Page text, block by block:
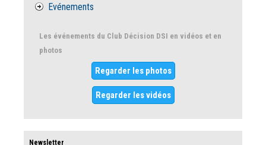
Evénements
Les événements du Club Décision DSI en vidéos et en
photos
Regarder les photos
Regarder les vidéos
Newsletter